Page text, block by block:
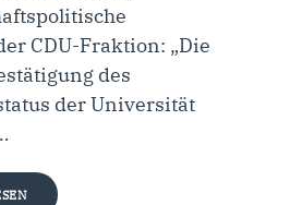
CDU-Fraktion: „Die
des
der Universität